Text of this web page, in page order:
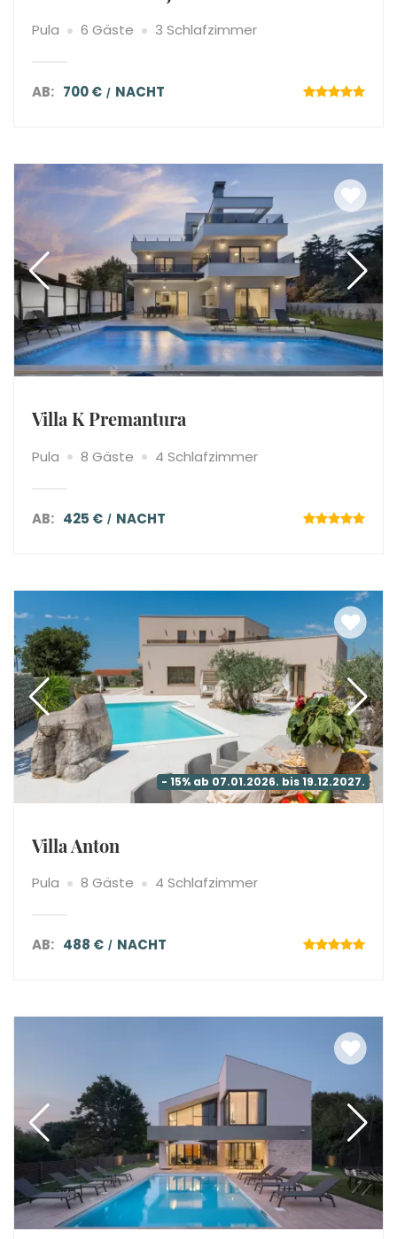
Pula 6 Gäste 3 Schlafzimmer
AB: 700 € NACHT
Villa K Premantura
Pula 8 Gäste 4 Schlafzimmer
AB: 425 € NACHT
- 15% ab 07.01.2026. bis 19.12.2027.
Villa Anton
Pula 8 Gäste 4 Schlafzimmer
AB: 488 € NACHT